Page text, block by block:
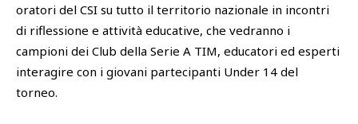
oratori del CSI su tutto il territorio nazionale in incontri
di riflessione e attività educative, che vedranno i
campioni dei Club della Serie A TIM, educatori ed esperti
interagire con i giovani partecipanti Under 14 del
torneo.